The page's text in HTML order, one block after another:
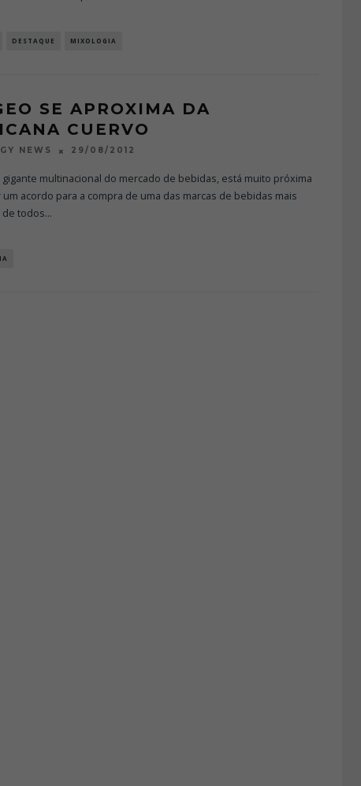
DESTAQUE MIXOLOGIA
SE APROXIMA DA
CUERVO
NEWS 29/08/2012
gigante multinacional do mercado de bebidas, está muito próxima
acordo para a compra de uma das marcas de bebidas mais
todos...